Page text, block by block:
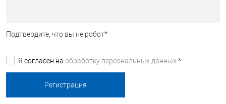
Подтвердите, что вы не робот*
Я согласен на обработку персональных данных. *